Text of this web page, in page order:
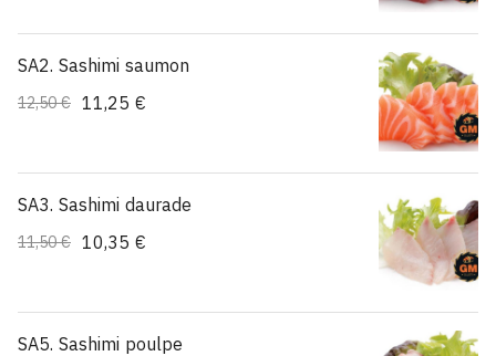
SA2. Sashimi saumon
12,50 € 11,25 €
SA3. Sashimi daurade
11,50 € 10,35 €
SA5. Sashimi poulpe